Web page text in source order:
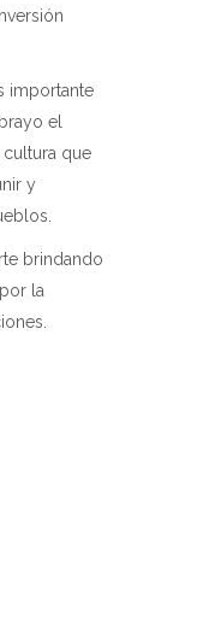
importante
el
que
y
brindando
la